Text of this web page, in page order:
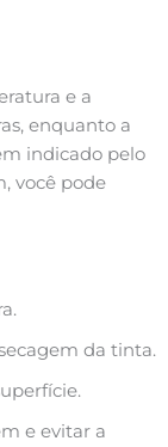
e a
enquanto a
indicado pelo
você pode
da tinta.
e evitar a